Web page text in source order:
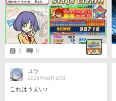
3 0
ユウ
2026年08月10日
これはうまい♪